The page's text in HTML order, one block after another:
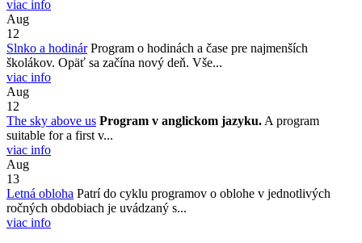
viac info
Aug
12
Slnko a hodinárProgram o hodinách a čase pre najmenších
školákov. Opäť sa začína nový deň. Vše...
viac info
Aug
12
The sky above us Program v anglickom jazyku. A program
suitable for a first v...
viac info
Aug
13
Letná obloha Patrí do cyklu programov o oblohe v jednotlivých
ročných obdobiach je uvádzaný s...
viac info